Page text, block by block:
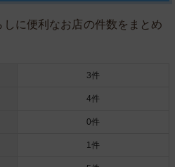
に便利なお店の件数をまとめ
3件
4件
0件
1件